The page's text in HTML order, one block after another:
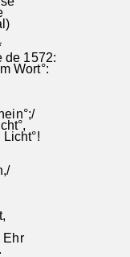
de 1572:
Wort°:
Ehr